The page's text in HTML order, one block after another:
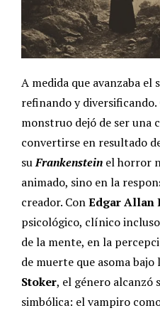
A medida que avanzaba el
refinando y diversificando.
monstruo dejó de ser una
convertirse en resultado
suFrankenstein el horror
animado, sino en la
creador. ConEdgar Allan
psicológico, clínico
de la mente, en la
de muerte que asoma bajo
Stoker, el género alcanzó
simbólica: el vampiro